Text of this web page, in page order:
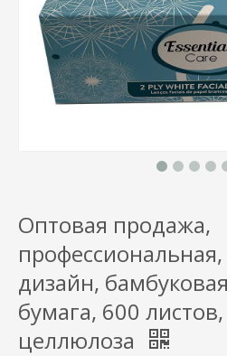
Оптовая продажа,
дизайн,
бумага, 600
целлюлоза